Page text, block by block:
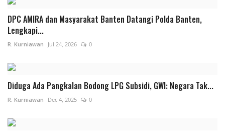
DPC AMIRA dan Masyarakat Banten Datangi Polda Banten,
Lengkapi...
R. Kurniawan Jul 24, 2026 0
Diduga Ada Pangkalan Bodong LPG Subsidi, GWI: Negara Tak...
R. Kurniawan Dec 4, 2025 0